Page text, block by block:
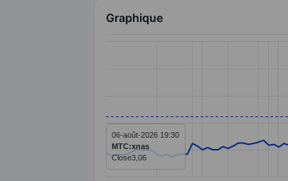
Graphique
The chart has 1 Y axis
06-août-2026 19:30
MTC:xnas
Close3,06